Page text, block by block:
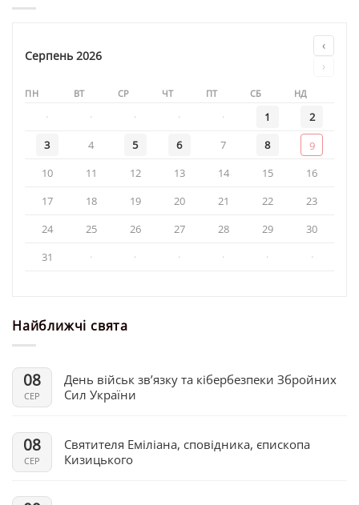
Серпень 2026
‹
›
ПН ВТ СР ЧТ ПТ СБ НД
· · · · · 1
2
3
4 5 6 7 8
9
10
11 12 13 14 15
16
17
18 19 20 21 22
23
24
25 26 27 28 29
30
31
· · · · · ·
Найближчі свята
08
СЕР
День військ зв’язку та кібербезпеки Збройних
Сил України
08
СЕР
Святителя Еміліана, сповідника, єпископа
Кизицького